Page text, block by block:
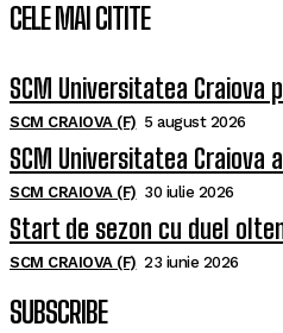
CELE MAI CITITE
SCM Universitatea
SCM CRAIOVA (F) 5 august 2026
SCM Universitatea
SCM CRAIOVA (F) 30 iulie 2026
Start de sezon cu duel
SCM CRAIOVA (F) 23 iunie 2026
SUBSCRIBE